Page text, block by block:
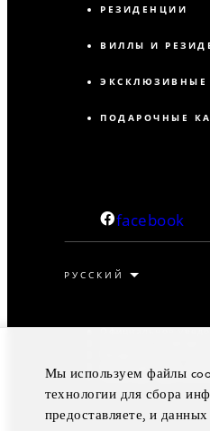
РЕЗИДЕНЦИИ
ВИЛЛЫ И
ЭКСКЛЮЗИВНЫЕ
ПОДАРОЧНЫЕ
facebook
Официальное
Не продавайте
Политика
защищены.
Мы используем файлы
технологии для сбора
предоставляете, и